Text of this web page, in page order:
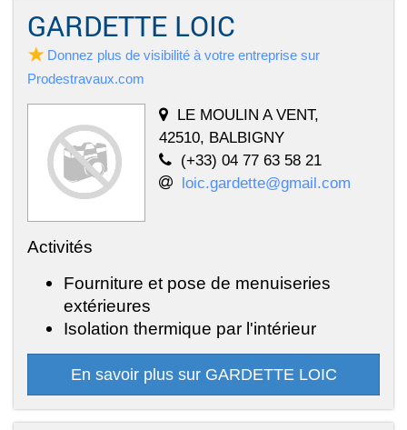
GARDETTE LOIC
Donnez plus de visibilité à votre entreprise sur
Prodestravaux.com
LE MOULIN A VENT,
42510, BALBIGNY
(+33) 04 77 63 58 21
loic.gardette@gmail.com
Activités
Fourniture et pose de menuiseries
extérieures
Isolation thermique par l'intérieur
En savoir plus sur GARDETTE LOIC